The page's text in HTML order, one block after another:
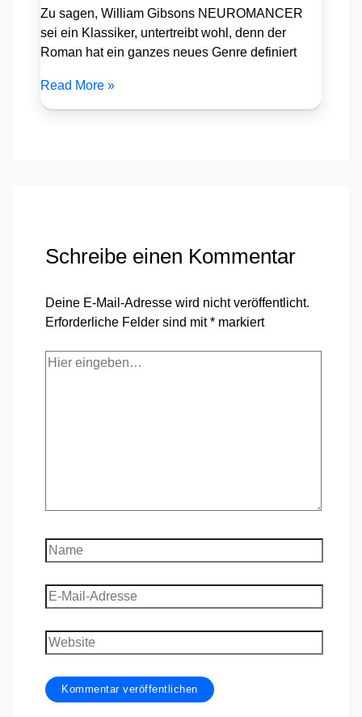
Zu sagen, William Gibsons NEUROMANCER
sei ein Klassiker, untertreibt wohl, denn der
Roman hat ein ganzes neues Genre definiert
Read More »
Schreibe einen Kommentar
Deine E-Mail-Adresse wird nicht veröffentlicht.
Erforderliche Felder sind mit* markiert
Hier
Name
E-
Mail-
Adresse
Website